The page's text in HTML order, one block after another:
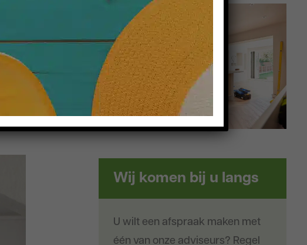
Wij komen bij u langs
U wilt een afspraak maken met
één van onze adviseurs? Regel